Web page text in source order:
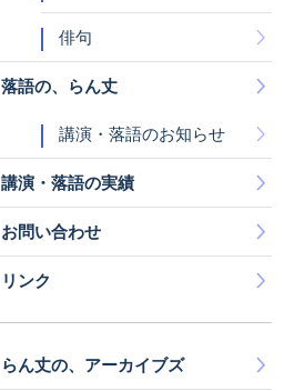
俳句
落語の、らん丈
講演・落語のお知らせ
講演・落語の実績
お問い合わせ
リンク
らん丈の、アーカイブズ